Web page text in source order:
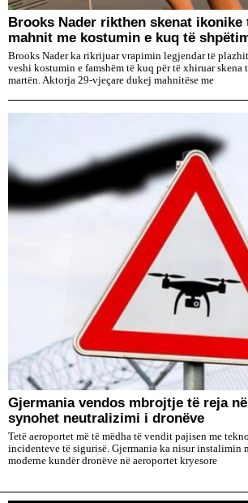
Brooks Nader rikthen skenat ikonike
mahnit me kostumin e kuq të
Brooks Nader ka rikrijuar vrapimin legjendar të
veshi kostumin e famshëm të kuq për të xhiruar skena
martën. Aktorja 29-vjeçare dukej mahnitëse me
Gjermania vendos mbrojtje të reja
synohet neutralizimi i dronëve
Tetë aeroportet më të mëdha të vendit pajisen me
incidenteve të sigurisë. Gjermania ka nisur instalimin
moderne kundër dronëve në aeroportet kryesore